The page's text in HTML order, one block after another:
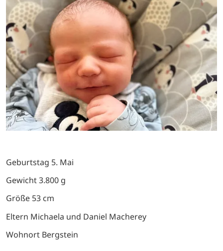
Geburtstag 5. Mai
Gewicht 3.800 g
Größe 53 cm
Eltern Michaela und Daniel Macherey
Wohnort Bergstein